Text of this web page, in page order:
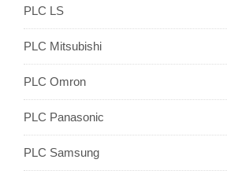
PLC LS
PLC Mitsubishi
PLC Omron
PLC Panasonic
PLC Samsung